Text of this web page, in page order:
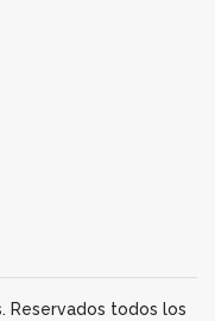
Reservados todos los